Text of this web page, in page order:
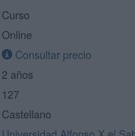
Curso
Online
Consultar precio
2 años
127
Castellano